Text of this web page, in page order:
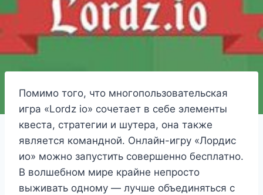
Помимо того, что многопользовательская
игра «Lordz io» сочетает в себе элементы
квеста, стратегии и шутера, она также
является командной. Онлайн-игру «Лордис
ио» можно запустить совершенно бесплатно.
В волшебном мире крайне непросто
выживать одному — лучше объединяться с